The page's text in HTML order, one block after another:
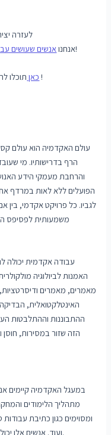
לעזרה
אנחנו אנשים שעושים ועוזרים באקדמיה בשלל דרכים!
כאן תוכלו לראות מרכיבים של דוגמה לסמינריונים מצטיינים !
עולם האקדמיה הוא עולם
הרף בדרישותיו. מי
והרחבת מעמקי הידע
הפועלים ללא לאות במרדף
לגביו. כל פרויקט אקדמי,
משמעותית לפסיפס
עבודה אקדמית יכולה
האמנות לביולוגיה
מאמרים, מאמרים
האינטלקטואלית,
ההתבוננות וההתלבטות
הזה שזור במסירות,
במעגל האקדמיה קיימים
מתהליך הלימודים
ומסוימים כגון כתיבת
ועוד. אנשים אלו יכולים לספק עזרה מקצועית ומומחית בעת הצורך.